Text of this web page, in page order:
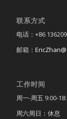
联系方式
电话：+86
邮箱：
工作时间
周一-周五 9:00-
周六周日：休息